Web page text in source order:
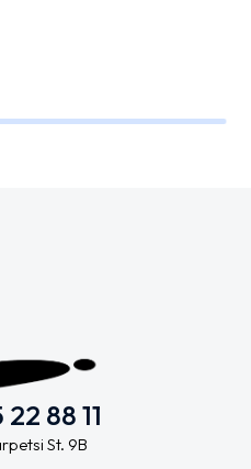
88 11
St. 9B